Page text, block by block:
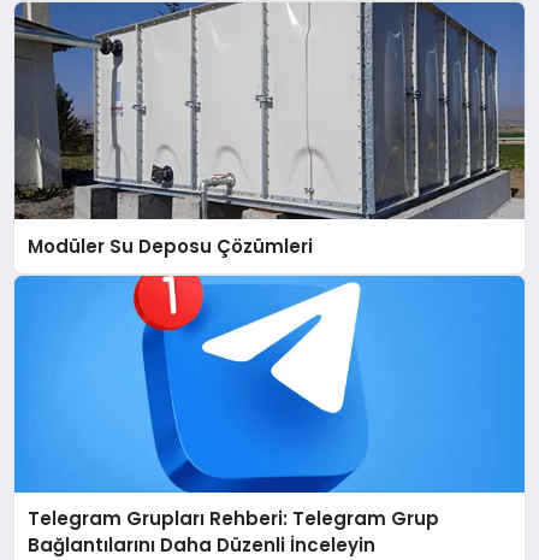
Modüler Su Deposu Çözümleri
Telegram Grupları Rehberi: Telegram Grup
Bağlantılarını Daha Düzenli İnceleyin